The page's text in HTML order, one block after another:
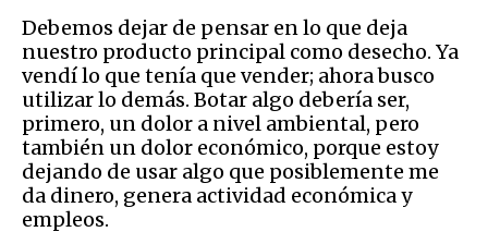
Debemos dejar de pensar en lo que deja
nuestro producto principal como desecho. Ya
vendí lo que tenía que vender; ahora busco
utilizar lo demás. Botar algo debería ser,
primero, un dolor a nivel ambiental, pero
también un dolor económico, porque estoy
dejando de usar algo que posiblemente me
da dinero, genera actividad económica y
empleos.